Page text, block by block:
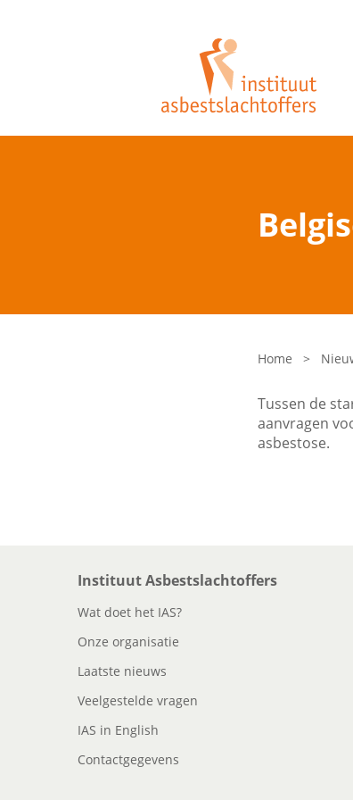
Home >
Tussen de
aanvragen
asbestose.
Instituut Asbestslachtoffers
Wat doet het IAS?
Onze organisatie
Laatste nieuws
Veelgestelde vragen
IAS in English
Contactgegevens